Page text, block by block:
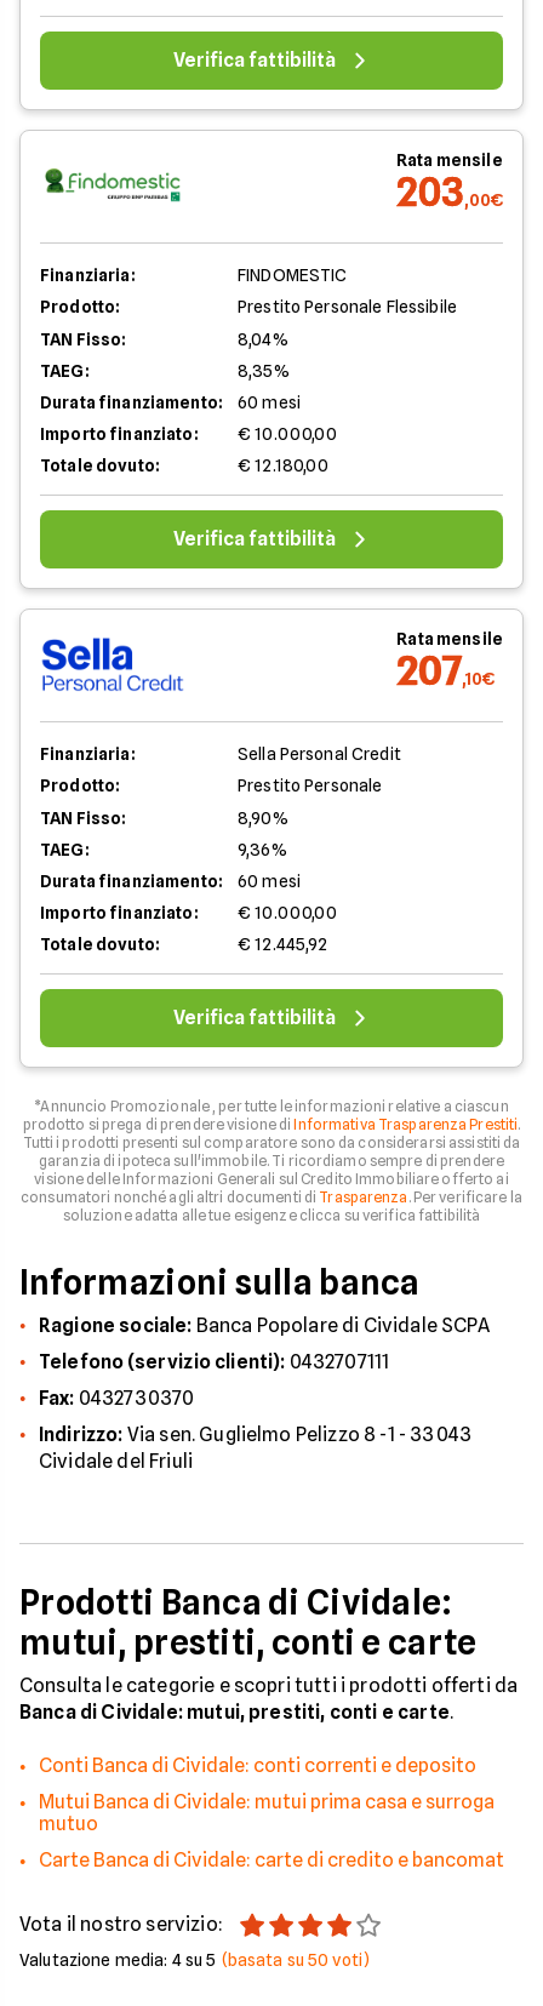
Verifica fattibilità
Rata mensile
203,00€
Finanziaria:
FINDOMESTIC
Prodotto:
Prestito Personale Flessibile
TAN Fisso:
8,04%
TAEG:
8,35%
Durata finanziamento:
60 mesi
Importo finanziato:
€ 10.000,00
Totale dovuto:
€ 12.180,00
Verifica fattibilità
Rata mensile
207,10€
Finanziaria:
Sella Personal Credit
Prodotto:
Prestito Personale
TAN Fisso:
8,90%
TAEG:
9,36%
Durata finanziamento:
60 mesi
Importo finanziato:
€ 10.000,00
Totale dovuto:
€ 12.445,92
Verifica fattibilità
*Annuncio Promozionale , per tutte le informazioni relative a ciascun
prodotto si prega di prendere visione diInformativa Trasparenza Prestiti.
Tutti i prodotti presenti sul comparatore sono da considerarsi assistiti da
garanzia di ipoteca sull'immobile. Ti ricordiamo sempre di prendere
visione delle Informazioni Generali sul Credito Immobiliare offerto ai
consumatori nonché agli altri documenti di Trasparenza . Per verificare la
soluzione adatta alle tue esigenze clicca su verifica fattibilità
Informazioni sulla banca
Ragione sociale: Banca Popolare di Cividale SCPA
Telefono (servizio clienti): 0432707111
Fax: 0432730370
Indirizzo: Via sen. Guglielmo Pelizzo 8 -1 - 33043
Cividale del Friuli
Prodotti Banca di Cividale:
mutui, prestiti, conti e carte
Consulta le categorie e scopri tutti i prodotti offerti da
Banca di Cividale: mutui, prestiti, conti e carte.
Conti Banca di Cividale: conti correnti e deposito
Mutui Banca di Cividale: mutui prima casa e surroga
mutuo
Carte Banca di Cividale: carte di credito e bancomat
Vota il nostro servizio:
Valutazione media: 4su 5 (basata su50 voti)